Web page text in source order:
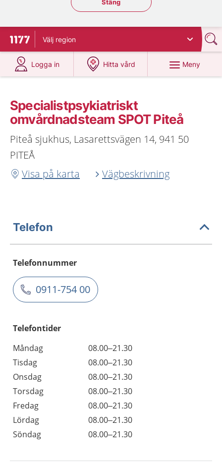
Stäng regionsväljaren
Stäng
Till startsidan för 1177
Välj region
Logga in
på 1177.se
Hitta vård
på 1177.se
Meny
Specialistpsykiatriskt
omvårdnadsteam SPOT Piteå
Piteå sjukhus, Lasarettsvägen 14, 941 50
PITEÅ
Visa på karta
Vägbeskrivning
Telefon
Telefonnummer
0911-754 00
Telefontider
Måndag
08.00–21.30
Tisdag
08.00–21.30
Onsdag
08.00–21.30
Torsdag
08.00–21.30
Fredag
08.00–21.30
Lördag
08.00–21.30
Söndag
08.00–21.30